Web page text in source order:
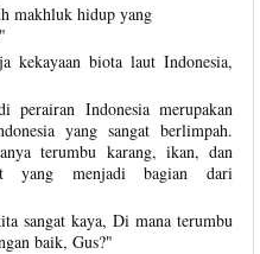
makhluk hidup yang
"
kekayaan biota laut Indonesia,
perairan Indonesia merupakan
yang sangat berlimpah.
terumbu karang, ikan, dan
yang menjadi bagian dari
sangat kaya, Di mana terumbu
baik, Gus?"